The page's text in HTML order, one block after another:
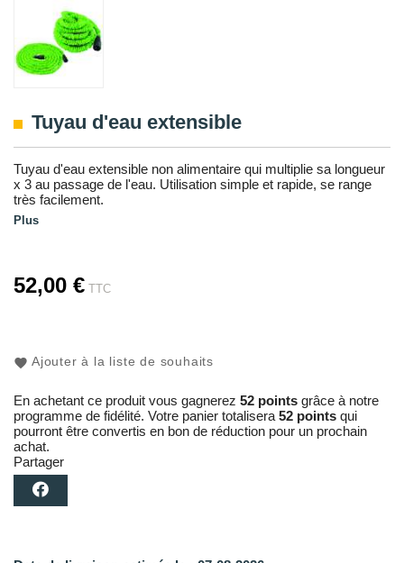
Tuyau d'eau extensible
Tuyau d'eau extensible non alimentaire qui multiplie sa longueur
x 3 au passage de l'eau. Utilisation simple et rapide, se range
très facilement.
Plus
52,00 € TTC
Ajouter à la liste de souhaits
En achetant ce produit vous gagnerez 52 points grâce à notre
programme de fidélité. Votre panier totalisera 52 points qui
pourront être convertis en bon de réduction pour un prochain
achat.
Partager